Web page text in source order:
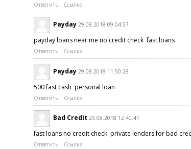
Ответить Ссылка
Payday 29.08.2018 09:04:57
payday loans near me no credit check fast loans
Ответить Ссылка
Payday 29.08.2018 11:50:28
500 fast cash personal loan
Ответить Ссылка
Bad Credit 29.08.2018 12:40:41
fast loans no credit check private lenders for bad
Ответить Ссылка